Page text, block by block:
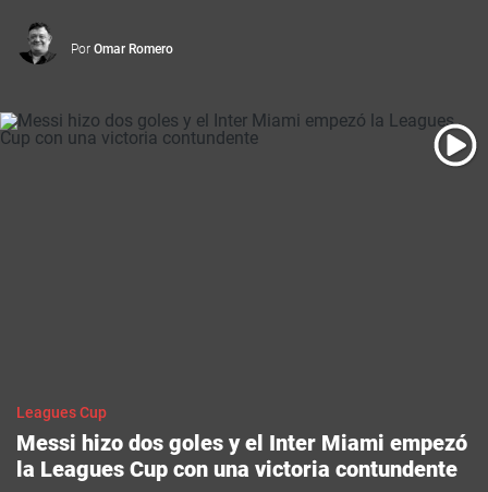
Por Omar Romero
Leagues Cup
Messi hizo dos goles y el Inter Miami empezó
la Leagues Cup con una victoria contundente